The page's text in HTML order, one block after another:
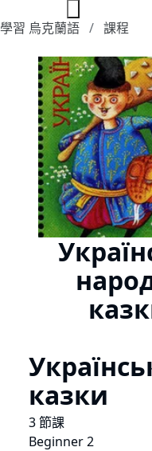
學習 烏克蘭語 課程
казки
3 節課
Beginner 2